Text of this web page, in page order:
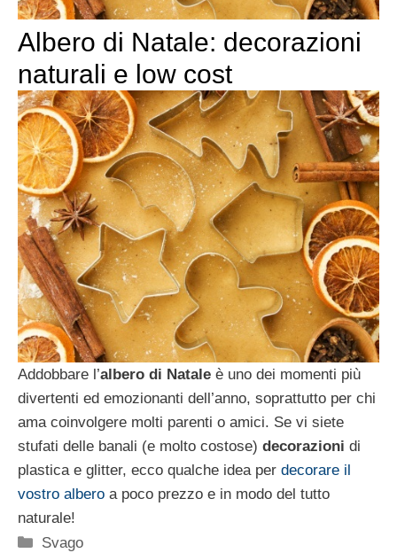
Albero di Natale: decorazioni
naturali e low cost
Addobbare l’albero di Natale è uno dei momenti più
divertenti ed emozionanti dell’anno, soprattutto per chi
ama coinvolgere molti parenti o amici. Se vi siete
stufati delle banali (e molto costose) decorazioni di
plastica e glitter, ecco qualche idea per decorare il
vostro albero a poco prezzo e in modo del tutto
naturale!
Categorie
Svago